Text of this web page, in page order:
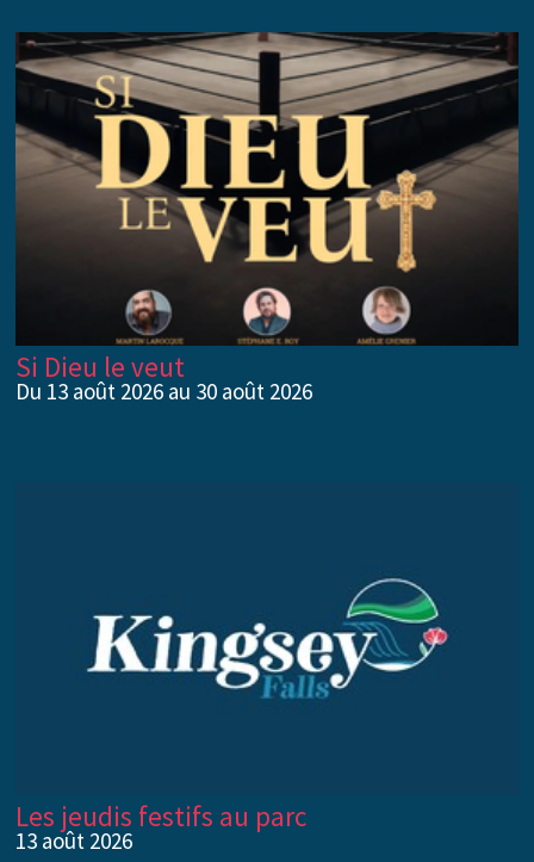
Si Dieu le veut
Du 13 août 2026 au 30 août 2026
Les jeudis festifs au parc
13 août 2026